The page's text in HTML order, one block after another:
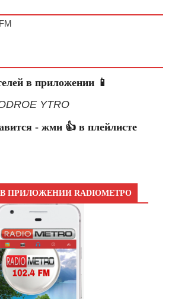
в приложении 📱
YTRO
- жми 👍 в плейлисте
ПРИЛОЖЕНИИ RADIOМЕТРО